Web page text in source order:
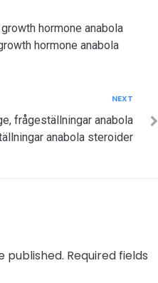
hormone anabola
hormone anabola
NEXT
frågeställningar anabola
anabola steroider
published. Required fields